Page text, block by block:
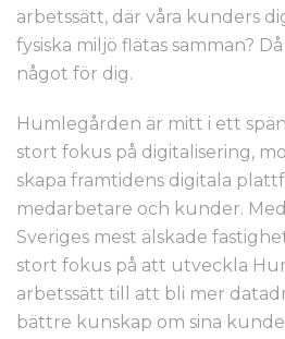
arbetssätt, där våra kunders
fysiska miljö flätas samman?
något för dig.
Humlegården är mitt i ett
stort fokus på digitalisering,
skapa framtidens digitala
medarbetare och kunder.
Sveriges mest älskade
stort fokus på att utveckla
arbetssätt till att bli mer
bättre kunskap om sina